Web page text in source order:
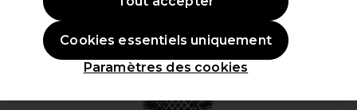
Paramètres des cookies
Cookies essentiels uniquement